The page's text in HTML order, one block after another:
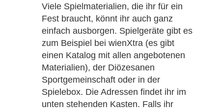
Viele Spielmaterialien, die ihr für ein
Fest braucht, könnt ihr auch ganz
einfach ausborgen. Spielgeräte gibt es
zum Beispiel bei wienXtra (es gibt
einen Katalog mit allen angebotenen
Materialien), der Diözesanen
Sportgemeinschaft oder in der
Spielebox. Die Adressen findet ihr im
unten stehenden Kasten. Falls ihr